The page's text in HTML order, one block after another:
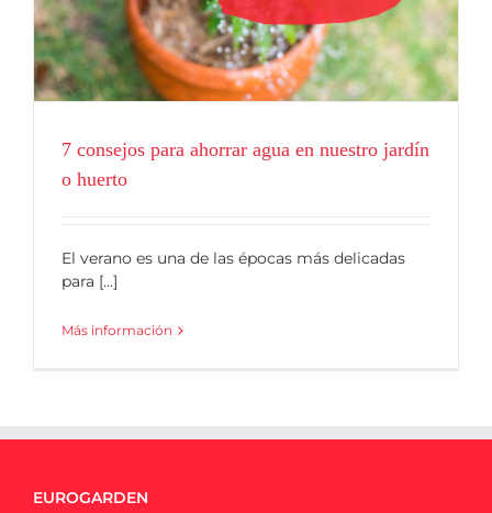
Blog
7 consejos para ahorrar agua en nuestro jardín
o huerto
El verano es una de las épocas más delicadas
para [...]
Más información
EUROGARDEN